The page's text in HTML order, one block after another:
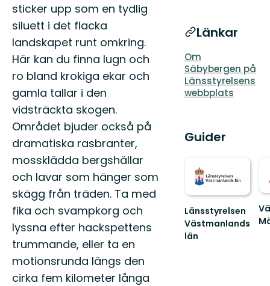
sticker upp som en tydlig
siluett i det flacka
landskapet runt omkring.
Här kan du finna lugn och
ro bland krokiga ekar och
gamla tallar i den
vidsträckta skogen.
Området bjuder också på
dramatiska rasbranter,
mossklädda bergshällar
och lavar som hänger som
skägg från träden. Ta med
fika och svampkorg och
lyssna efter hackspettens
trummande, eller ta en
motionsrunda längs den
cirka fem kilometer långa
Länkar
Om
Säbybergen på
Länsstyrelsens
webbplats
Guider
Länsstyrelsen
Västmanlands
län